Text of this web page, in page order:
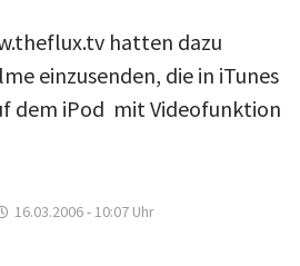
hatten dazu
einzusenden, die in iTunes
dem iPod mit Videofunktion
16.03.2006 - 10:07 Uhr